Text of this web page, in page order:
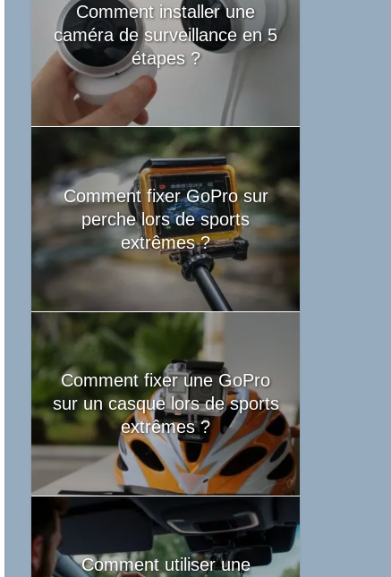
Comment installer une
caméra de surveillance en 5
étapes ?
Comment fixer GoPro sur
perche lors de sports
extrêmes ?
Comment fixer une GoPro
sur un casque lors de sports
extrêmes ?
Comment utiliser une